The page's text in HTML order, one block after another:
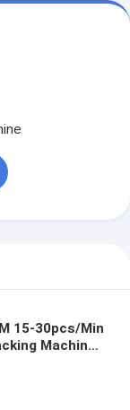
15-30pcs/Min
Machine